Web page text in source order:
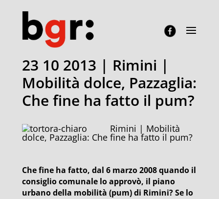
23 10 2013 | Rimini |
Mobilità dolce, Pazzaglia:
Che fine ha fatto il pum?
Rimini | Mobilità
dolce, Pazzaglia: Che fine ha fatto il pum?
Che fine ha fatto, dal 6 marzo 2008 quando il
consiglio comunale lo approvò, il piano
urbano della mobilità (pum) di Rimini? Se lo